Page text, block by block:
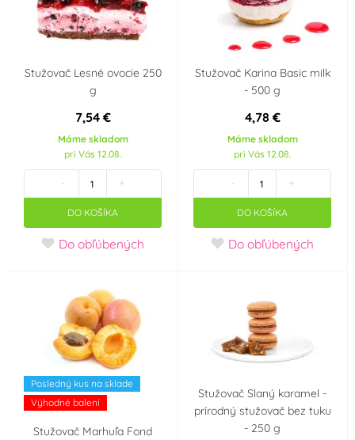
Stužovač Lesné ovocie 250
g
7,54 €
Máme skladom
pri Vás 12.08.
- +
DO KOŠÍKA
Do obľúbených
Stužovač Karina Basic milk
- 500 g
4,78 €
Máme skladom
pri Vás 12.08.
- +
DO KOŠÍKA
Do obľúbených
Posledný kus na sklade
Výhodné balení
Stužovač Marhuľa Fond
Stužovač Slaný karamel -
prírodný stužovač bez tuku
- 250 g